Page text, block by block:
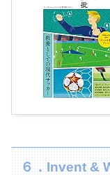
６．Invent &